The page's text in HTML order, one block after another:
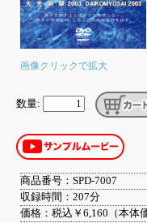
画像クリックで拡大
数量:
商品番号：SPD-7007
収録時間：207分
価格：税込￥6,160（本体